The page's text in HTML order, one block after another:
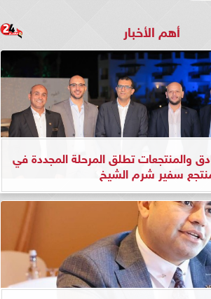
أهم الأخبار
والمنتجعات تطلق المرحلة المجددة في
سفير شرم الشيخ